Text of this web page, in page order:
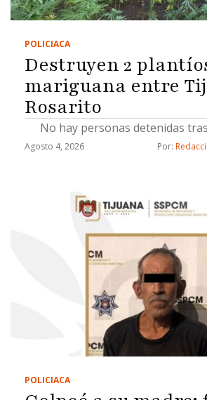
POLICIACA
Destruyen 2
mariguana entre
Rosarito
No hay personas detenidas
Agosto 4, 2026 Por:
POLICIACA